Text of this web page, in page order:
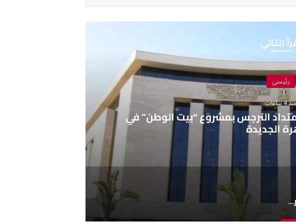
التالي
رئيسي
4 ساعات
النرجس بمشروع “بيت الوطن” في
الجديدة
توصيل التيار الكهربائي الدائم بامتداد النرجس بمشروع “بيت الوطن” في القاهرة الجديدة